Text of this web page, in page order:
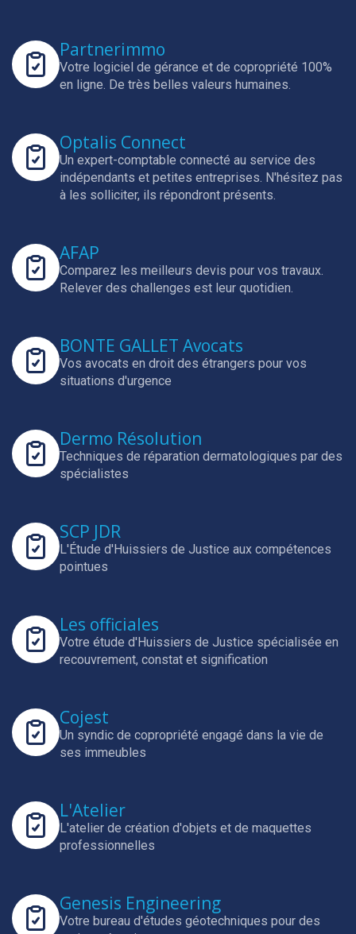
Partnerimmo
Votre logiciel de gérance et de copropriété 100%
en ligne. De très belles valeurs humaines.
Optalis Connect
Un expert-comptable connecté au service des
indépendants et petites entreprises. N'hésitez pas
à les solliciter, ils répondront présents.
AFAP
Comparez les meilleurs devis pour vos travaux.
Relever des challenges est leur quotidien.
BONTE GALLET Avocats
Vos avocats en droit des étrangers pour vos
situations d'urgence
Dermo Résolution
Techniques de réparation dermatologiques par des
spécialistes
SCP JDR
L'Étude d'Huissiers de Justice aux compétences
pointues
Les officiales
Votre étude d'Huissiers de Justice spécialisée en
recouvrement, constat et signification
Cojest
Un syndic de copropriété engagé dans la vie de
ses immeubles
L'Atelier
L'atelier de création d'objets et de maquettes
professionnelles
Genesis Engineering
Votre bureau d'études géotechniques pour des